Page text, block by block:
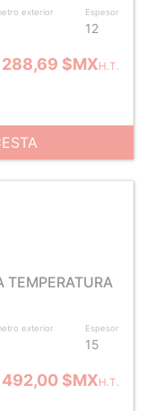
exterior Espesor
12
288,69 $MXH.T.
TEMPERATURA
exterior Espesor
15
492,00 $MXH.T.